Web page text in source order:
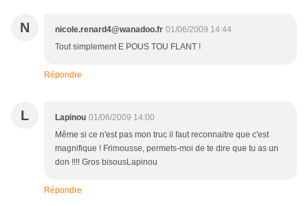
N nicole.renard4@wanadoo.fr 01/06/2009 14:44
Tout simplement E POUS TOU FLANT !
Répondre
L Lapinou 01/06/2009 14:00
Même si ce n'est pas mon truc il faut reconnaitre que c'est
magnifique ! Frimousse, permets-moi de te dire que tu as un
don !!!! Gros bisousLapinou
Répondre